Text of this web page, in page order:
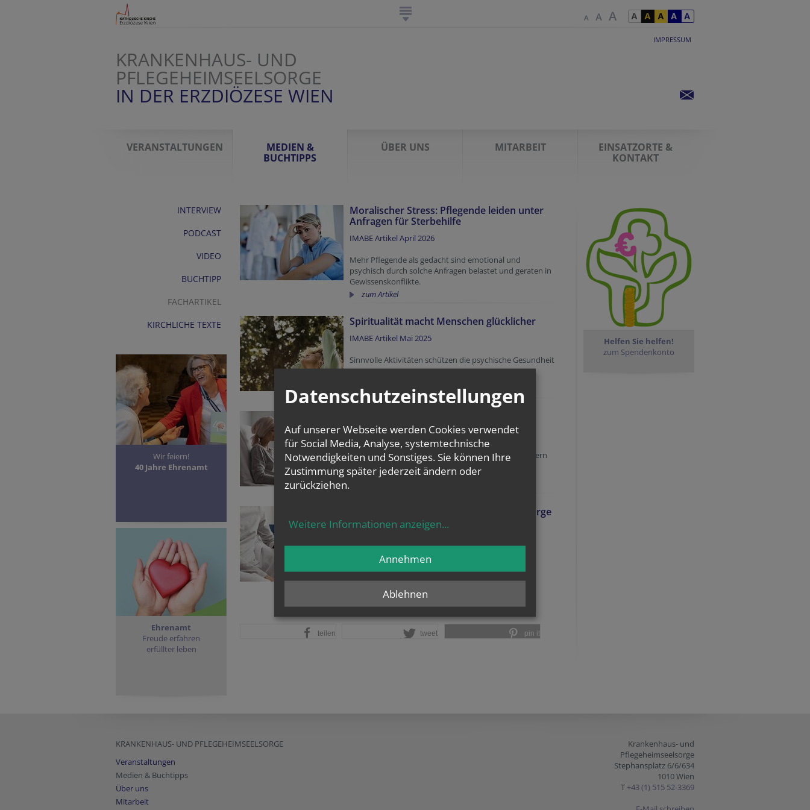
IMPRESSUM
KRANKENHAUS- UND
PFLEGEHEIMSEELSORGE
IN DER ERZDIÖZESE WIEN
VERANSTALTUNGEN
MEDIEN &
BUCHTIPPS
ÜBER UNS MITARBEIT
EINSATZORTE &
KONTAKT
INTERVIEW
PODCAST
VIDEO
BUCHTIPP
FACHARTIKEL
KIRCHLICHE TEXTE
Wir feiern!
40 Jahre Ehrenamt
Ehrenamt
Freude erfahren
erfüllter leben
Moralischer Stress: Pflegende leiden unter
Anfragen für Sterbehilfe
IMABE Artikel April 2026
Mehr Pflegende als gedacht sind emotional und
psychisch durch solche Anfragen belastet und geraten in
Gewissenskonflikte.
zum Artikel
Spiritualität macht Menschen glücklicher
IMABE Artikel Mai 2025
Sinnvolle Aktivitäten schützen die psychische Gesundheit
IMABE Artikel März 2025
Spiritualität kann Krise bei einer Krebsdiagnose mildern
und Anpassung an die Krankheit fördern
zum Artikel
Experten fordern Aufwertung der Seelsorge
IMABE Artikel Dezember 2024
Gespräche haben
zum Artikel
teilen tweet pin it
Helfen Sie helfen!
zum Spendenkonto
KRANKENHAUS- UND PFLEGEHEIMSEELSORGE
Veranstaltungen
Medien & Buchtipps
Über uns
Mitarbeit
Krankenhaus- und
Pflegeheimseelsorge
Stephansplatz 6/6/634
1010 Wien
T +43 (1) 515 52-3369
Datenschutzeinstellungen
Auf unserer Webseite werden Cookies verwendet
für Social Media, Analyse, systemtechnische
Notwendigkeiten und Sonstiges. Sie können Ihre
Zustimmung später jederzeit ändern oder
zurückziehen.
Weitere Informationen anzeigen...
Ablehnen
Annehmen